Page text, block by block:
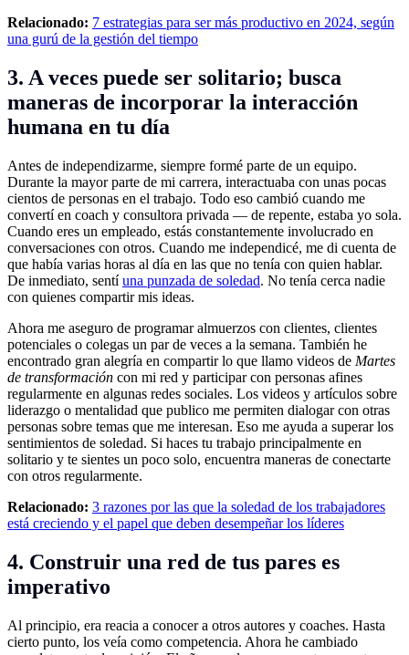
Relacionado: 7 estrategias para ser más productivo en 2024, según
una gurú de la gestión del tiempo
3. A veces puede ser solitario; busca
maneras de incorporar la interacción
humana en tu día
Antes de independizarme, siempre formé parte de un equipo.
Durante la mayor parte de mi carrera, interactuaba con unas pocas
cientos de personas en el trabajo. Todo eso cambió cuando me
convertí en coach y consultora privada — de repente, estaba yo sola.
Cuando eres un empleado, estás constantemente involucrado en
conversaciones con otros. Cuando me independicé, me di cuenta de
que había varias horas al día en las que no tenía con quien hablar.
De inmediato, sentíuna punzada de soledad. No tenía cerca nadie
con quienes compartir mis ideas.
Ahora me aseguro de programar almuerzos con clientes, clientes
potenciales o colegas un par de veces a la semana. También he
encontrado gran alegría en compartir lo que llamo videos de Martes
de transformación con mi red y participar con personas afines
regularmente en algunas redes sociales. Los videos y artículos sobre
liderazgo o mentalidad que publico me permiten dialogar con otras
personas sobre temas que me interesan. Eso me ayuda a superar los
sentimientos de soledad. Si haces tu trabajo principalmente en
solitario y te sientes un poco solo, encuentra maneras de conectarte
con otros regularmente.
Relacionado: 3 razones por las que la soledad de los trabajadores
está creciendo y el papel que deben desempeñar los líderes
4. Construir una red de tus pares es
imperativo
Al principio, era reacia a conocer a otros autores y coaches. Hasta
cierto punto, los veía como competencia. Ahora he cambiado